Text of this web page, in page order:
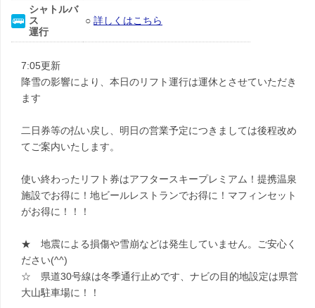
シャトルバ
ス
運行
○ 詳しくはこちら
7:05更新
降雪の影響により、本日のリフト運行は運休とさせていただき
ます
二日券等の払い戻し、明日の営業予定につきましては後程改め
てご案内いたします。
使い終わったリフト券はアフタースキープレミアム！提携温泉
施設でお得に！地ビールレストランでお得に！マフィンセット
がお得に！！！
★ 地震による損傷や雪崩などは発生していません。ご安心く
ださい(^^)
☆ 県道30号線は冬季通行止めです、ナビの目的地設定は県営
大山駐車場に！！